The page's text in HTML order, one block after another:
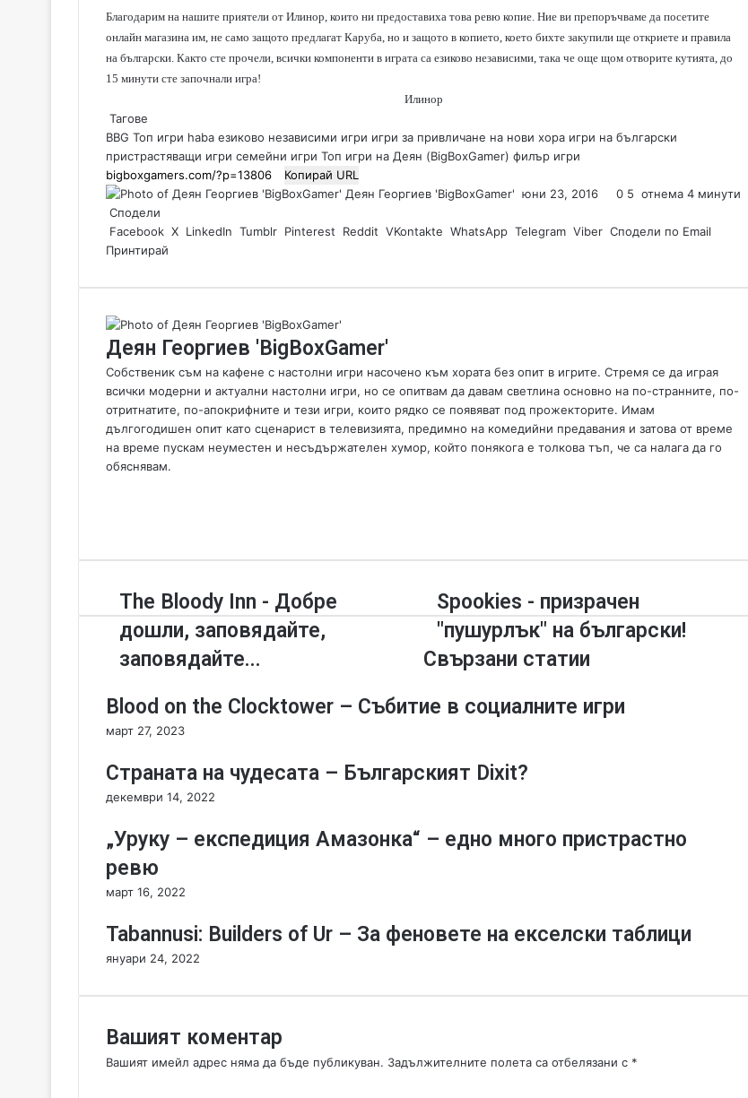
Благодарим на нашите приятели от Илинор, които ни предоставиха това ревю копие. Ние ви препоръчваме да посетите
онлайн магазина им, не само защото предлагат Каруба, но и защото в копието, което бихте закупили ще откриете и правила
на български. Както сте прочели, всички компоненти в играта са езиково независими, така че още щом отворите кутията, до
15 минути сте започнали игра!
Илинор
Тагове
BBG Топ игри haba езиково независими игри игри за привличане на нови хора игри на български
пристрастяващи игри семейни игри Топ игри на Деян (BigBoxGamer) филър игри
Копирай URL
Деян Георгиев 'BigBoxGamer' S
n
n
юни 23, 2016 0 5 отнема 4 минути
Сподели
Facebook X LinkedIn Tumblr Pinterest Reddit VKontakte WhatsApp Telegram Viber Сподели по Email
Принтирай
Деян Георгиев 'BigBoxGamer'
Собственик съм на кафене с настолни игри насочено към хората без опит в игрите. Стремя се да играя
всички модерни и актуални настолни игри, но се опитвам да давам светлина основно на по-странните, по-
отритнатите, по-апокрифните и тези игри, които рядко се появяват под прожекторите. Имам
дългогодишен опит като сценарист в телевизията, предимно на комедийни предавания и затова от време
на време пускам неуместен и несъдържателен хумор, който понякога е толкова тъп, че са налага да го
обяснявам.
ie
o
u
b
T
h
e
B
o
d
I
n
Д
о
б
р
д
о
л
,
з
а
The Bloody Inn - Добре
дошли, заповядайте,
заповядайте...
S
p
o
e
п
р
"
ш
ъ
Spookies - призрачен
"пушурлък" на български!
Свързани статии
Blood on the Clocktower – Събитие в социалните игри
март 27, 2023
Страната на чудесата – Българският Dixit?
декември 14, 2022
„Уруку – експедиция Амазонка“ – едно много пристрастно
ревю
март 16, 2022
Tabannusi: Builders of Ur – За феновете на екселски таблици
януари 24, 2022
Вашият коментар
Вашият имейл адрес няма да бъде публикуван. Задължителните полета са отбелязани с *